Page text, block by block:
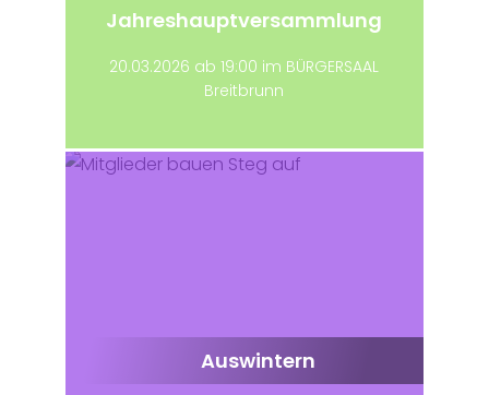
Jahreshauptversammlung
20.03.2026 ab 19:00 im BÜRGERSAAL
Breitbrunn
Auswintern